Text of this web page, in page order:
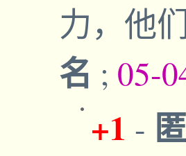
力，他
名 ; 05-
+1 -